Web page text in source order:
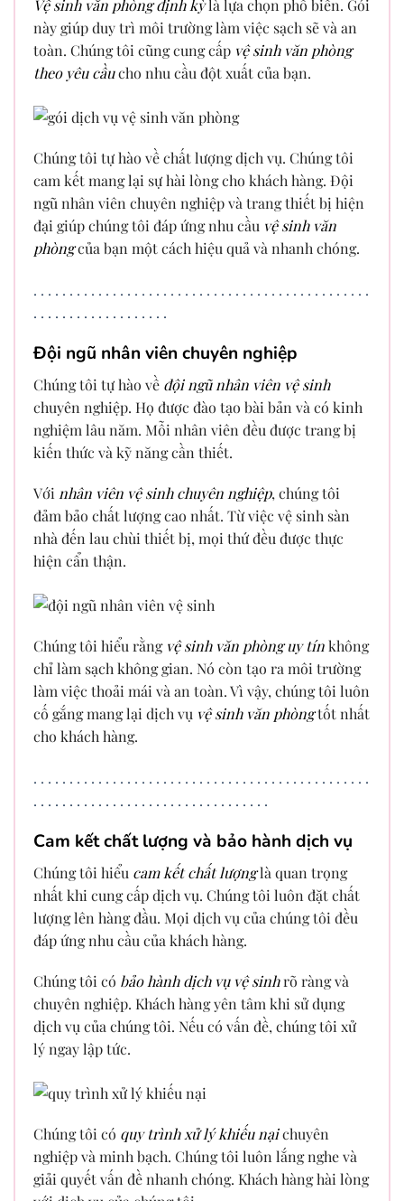
Vệ sinh văn phòng định kỳlà lựa chọn phổ biến. Gói
này giúp duy trì môi trường làm việc sạch sẽ và an
toàn. Chúng tôi cũng cung cấp vệ sinh văn phòng
theo yêu cầucho nhu cầu đột xuất của bạn.
Chúng tôi tự hào về chất lượng dịch vụ. Chúng tôi
cam kết mang lại sự hài lòng cho khách hàng. Đội
ngũ nhân viên chuyên nghiệp và trang thiết bị hiện
đại giúp chúng tôi đáp ứng nhu cầu vệ sinh văn
phòngcủa bạn một cách hiệu quả và nhanh chóng.
. . . . . . . . . . . . . . . . . . . . . . . . . . . . . . . . . . . . . . . . . . . . . . .
. . . . . . . . . . . . . . . . . . .
Đội ngũ nhân viên chuyên nghiệp
Chúng tôi tự hào về đội ngũ nhân viên vệ sinh
chuyên nghiệp. Họ được đào tạo bài bản và có kinh
nghiệm lâu năm. Mỗi nhân viên đều được trang bị
kiến thức và kỹ năng cần thiết.
Vớinhân viên vệ sinh chuyên nghiệp, chúng tôi
đảm bảo chất lượng cao nhất. Từ việc vệ sinh sàn
nhà đến lau chùi thiết bị, mọi thứ đều được thực
hiện cẩn thận.
Chúng tôi hiểu rằng vệ sinh văn phòng uy tínkhông
chỉ làm sạch không gian. Nó còn tạo ra môi trường
làm việc thoải mái và an toàn. Vì vậy, chúng tôi luôn
cố gắng mang lại dịch vụ vệ sinh văn phòngtốt nhất
cho khách hàng.
. . . . . . . . . . . . . . . . . . . . . . . . . . . . . . . . . . . . . . . . . . . . . . .
. . . . . . . . . . . . . . . . . . . . . . . . . . . . . . . . .
Cam kết chất lượng và bảo hành dịch vụ
Chúng tôi hiểu cam kết chất lượnglà quan trọng
nhất khi cung cấp dịch vụ. Chúng tôi luôn đặt chất
lượng lên hàng đầu. Mọi dịch vụ của chúng tôi đều
đáp ứng nhu cầu của khách hàng.
Chúng tôi có bảo hành dịch vụ vệ sinhrõ ràng và
chuyên nghiệp. Khách hàng yên tâm khi sử dụng
dịch vụ của chúng tôi. Nếu có vấn đề, chúng tôi xử
lý ngay lập tức.
Chúng tôi có quy trình xử lý khiếu nạichuyên
nghiệp và minh bạch. Chúng tôi luôn lắng nghe và
giải quyết vấn đề nhanh chóng. Khách hàng hài lòng